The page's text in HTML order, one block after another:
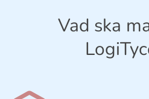
Vad ska